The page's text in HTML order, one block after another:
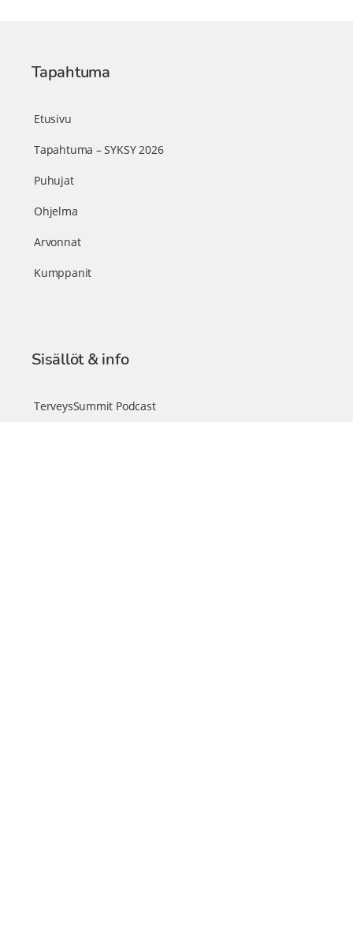
Tapahtuma
Etusivu
Tapahtuma – SYKSY 2026
Puhujat
Ohjelma
Arvonnat
Kumppanit
Sisällöt & info
TerveysSummit Podcast